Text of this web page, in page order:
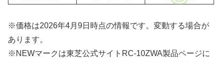
※価格は2026年4月9日時点の情報です。変動する場合が
あります。
※NEWマークは東芝公式サイトRC-10ZWA製品ページに